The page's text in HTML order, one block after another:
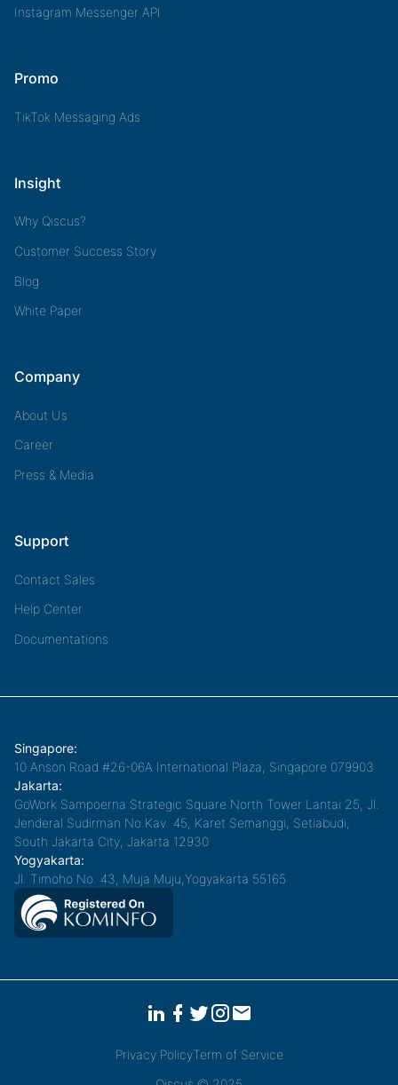
Instagram Messenger API
Promo
TikTok Messaging Ads
Insight
Why Qiscus?
Customer Success Story
Blog
White Paper
Company
About Us
Career
Press & Media
Support
Contact Sales
Help Center
Documentations
Singapore:
10 Anson Road #26-06A International Plaza, Singapore 079903
Jakarta:
GoWork Sampoerna Strategic Square North Tower Lantai 25, Jl.
Jenderal Sudirman No.Kav. 45, Karet Semanggi, Setiabudi,
South Jakarta City, Jakarta 12930
Yogyakarta:
Jl. Timoho No. 43, Muja Muju,Yogyakarta 55165
Privacy PolicyTerm of Service